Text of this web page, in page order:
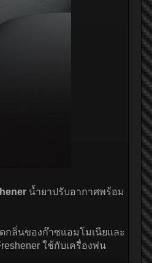
น้ำยาปรับอากาศพร้อม
กลิ่นของก๊าซแอมโมเนียและ
ใช้กับเครื่องพ่น